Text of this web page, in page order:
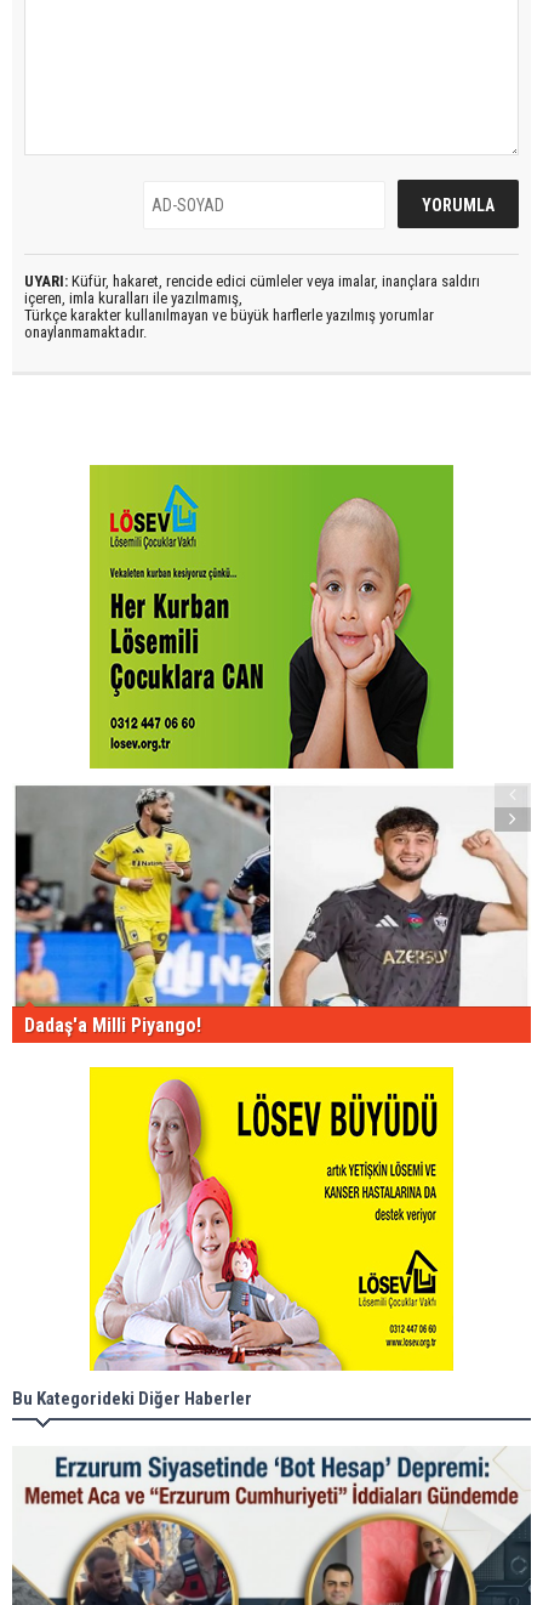
UYARI: Küfür, hakaret, rencide edici cümleler veya imalar, inançlara saldırı
içeren, imla kuralları ile yazılmamış,
Türkçe karakter kullanılmayan ve büyük harflerle yazılmış yorumlar
onaylanmamaktadır.
Dadaş'a Milli Piyango!
Bu Kategorideki Diğer Haberler